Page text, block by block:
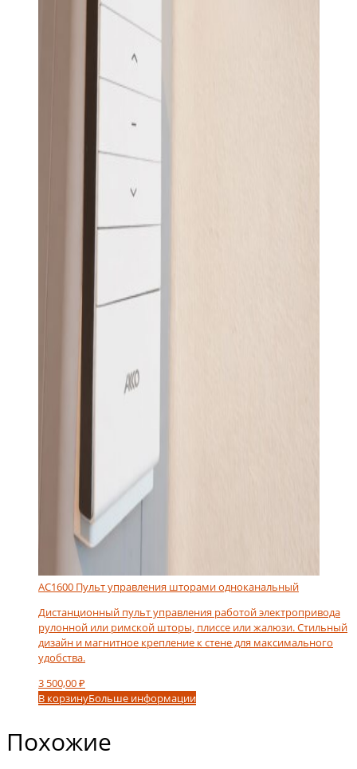
AC1600 Пульт управления шторами одноканальный
Дистанционный пульт управления работой электропривода
рулонной или римской шторы, плиссе или жалюзи. Стильный
дизайн и магнитное крепление к стене для максимального
удобства.
3 500,00₽
В корзинуБольше информации
Похожие